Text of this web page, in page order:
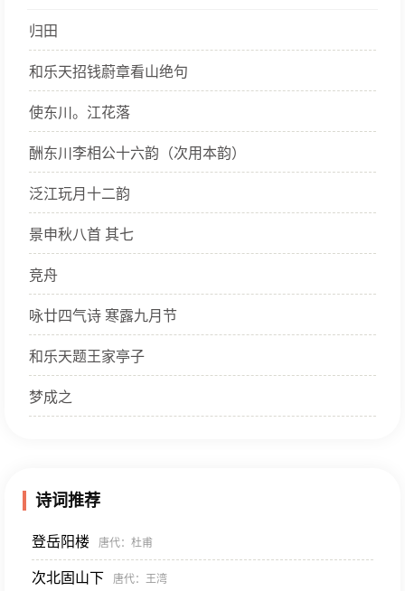
归田
和乐天招钱蔚章看山绝句
使东川。江花落
酬东川李相公十六韵（次用本韵）
泛江玩月十二韵
景申秋八首 其七
竞舟
咏廿四气诗 寒露九月节
和乐天题王家亭子
梦成之
诗词推荐
登岳阳楼 唐代：杜甫
次北固山下 唐代：王湾